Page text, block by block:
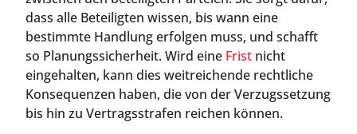
dass alle Beteiligten wissen, bis wann eine
bestimmte Handlung erfolgen muss, und schafft
so Planungssicherheit. Wird eine Frist nicht
eingehalten, kann dies weitreichende rechtliche
Konsequenzen haben, die von der Verzugssetzung
bis hin zu Vertragsstrafen reichen können.